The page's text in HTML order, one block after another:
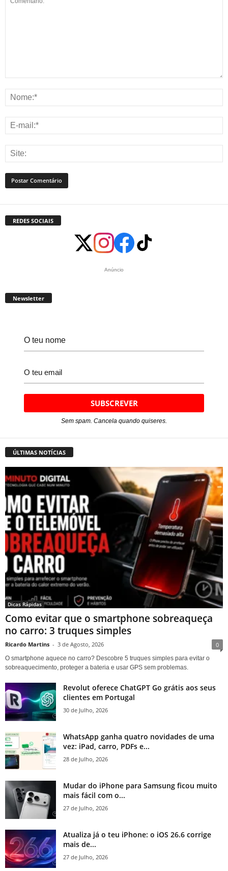
REDES SOCIAIS
Anúncio
Newsletter
Sem spam. Cancela quando quiseres.
ÚLTIMAS NOTÍCIAS
Dicas Rápidas
Como evitar que o smartphone sobreaqueça
no carro: 3 truques simples
Ricardo Martins - 3 de Agosto, 2026 0
O smartphone aquece no carro? Descobre 5 truques simples para evitar o
sobreaquecimento, proteger a bateria e usar GPS sem problemas.
Revolut oferece ChatGPT Go grátis aos seus
clientes em Portugal
30 de Julho, 2026
WhatsApp ganha quatro novidades de uma
vez: iPad, carro, PDFs e...
28 de Julho, 2026
Mudar do iPhone para Samsung ficou muito
mais fácil com o...
27 de Julho, 2026
Atualiza já o teu iPhone: o iOS 26.6 corrige
mais de...
27 de Julho, 2026